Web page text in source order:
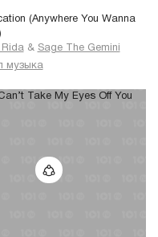
(Anywhere You Wanna
Rida & Sage The Gemini
музыка